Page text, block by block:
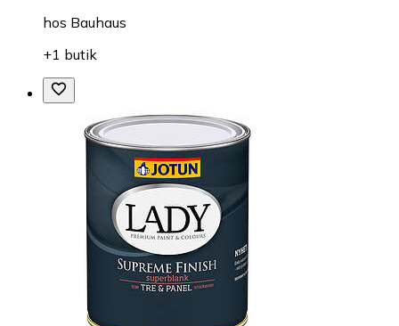
hos Bauhaus
+1 butik